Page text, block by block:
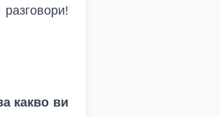
какво ви